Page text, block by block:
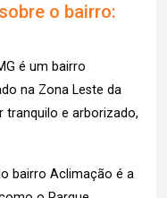
o bairro:
é um bairro
na Zona Leste da
tranquilo e arborizado,
bairro Aclimação é a